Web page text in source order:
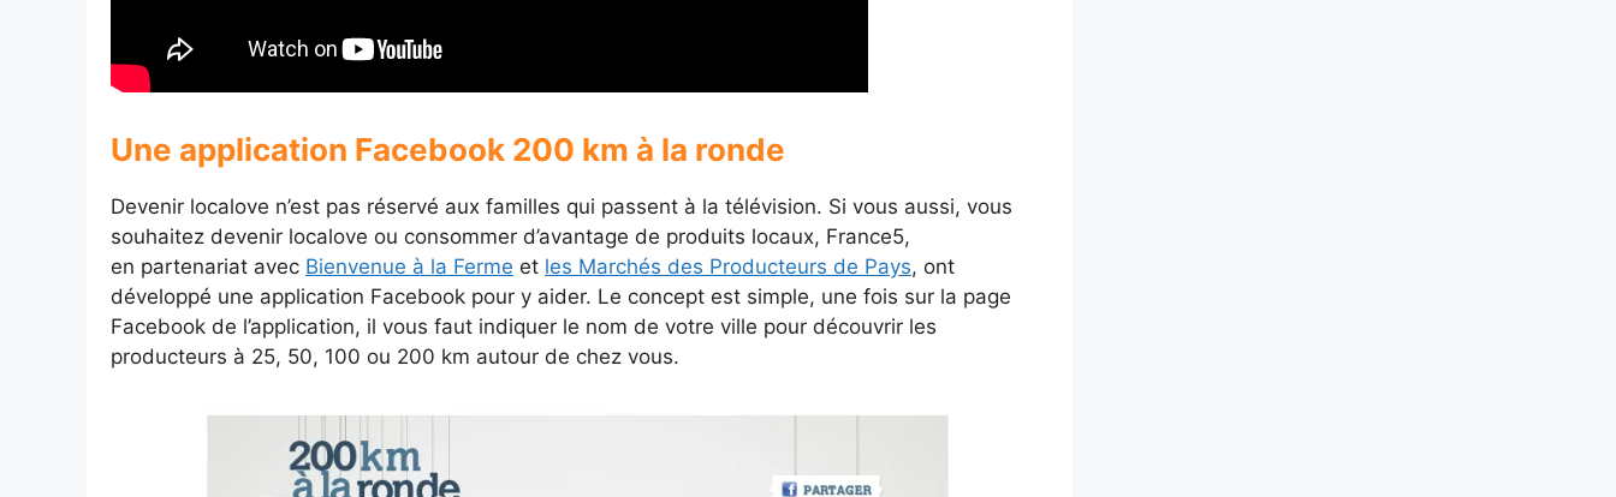
Une application Facebook 200 km à la ronde
Devenir localove n’est pas réservé aux familles qui passent à la télévision. Si vous aussi, vous
souhaitez devenir localove ou consommer d’avantage de produits locaux, France5,
en partenariat avec Bienvenue à la Ferme et les Marchés des Producteurs de Pays, ont
développé une application Facebook pour y aider. Le concept est simple, une fois sur la page
Facebook de l’application, il vous faut indiquer le nom de votre ville pour découvrir les
producteurs à 25, 50, 100 ou 200 km autour de chez vous.